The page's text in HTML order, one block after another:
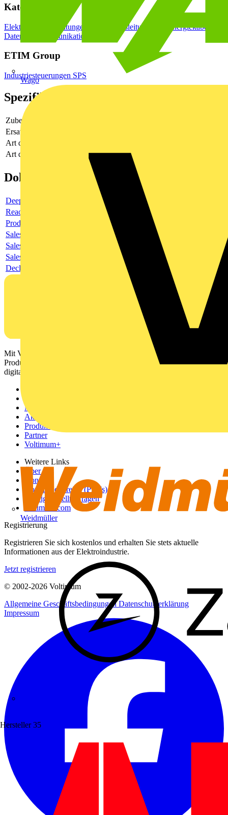
Wago
Weidmüller
Hersteller 35
Kategorien
Elektrokabel & Leitungen
Installationsleitungen & Energiekabel
Daten- & Kommunikationskabel
ETIM Group
Industriesteuerungen SPS
Spezifikationen
Zubehör
Ersatzteil
Art des elektrischen Zubehörs
Art des mechanischen Zubehörs -
Dokumente
Deeplink product page
Reach Declaration URL
Product data sheet
Sales brochure
Sales brochure
Sales brochure
Declaration RoHS
Mit Voltimum erhalten Elektrofachkräfte Zugang zu Branchennews,
Produktinformationen, Schulungen und Tools – alles auf einer
digitalen Plattform und Community.
News
Akademie
Produktsuche
Partner
Voltimum+
Weitere Links
Über uns
Kontakt
Downloadbereich (PDFs)
Häufig gestellte Fragen
voltimum.com
Registrierung
Registrieren Sie sich kostenlos und erhalten Sie stets aktuelle
Informationen aus der Elektroindustrie.
Jetzt registrieren
© 2002-2026 Voltimum
Allgemeine GeschäftsbedingungenDatenschutzerklärung
Impressum